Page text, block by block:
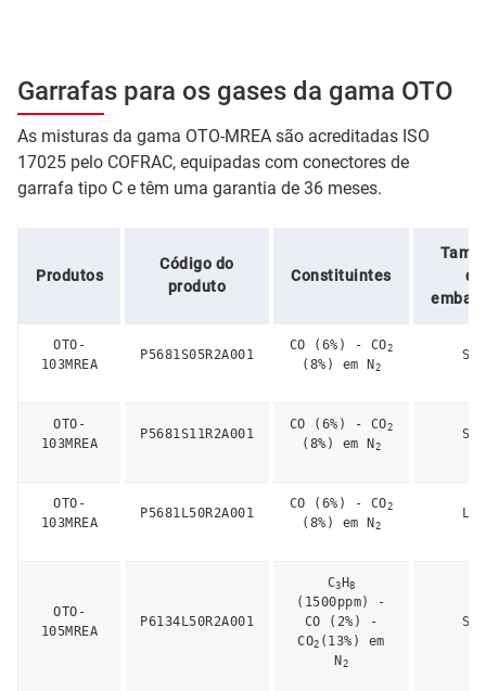
Garrafas para os gases da gama OTO
As misturas da gama OTO-MREA são acreditadas ISO
17025 pelo COFRAC, equipadas com conectores de
garrafa tipo C e têm uma garantia de 36 meses.
Produtos
Código do
produto
Constituintes
da
OTO-
103MREA
P5681S05R2A001
CO (6%) - CO2
(8%) em N2
S05
OTO-
103MREA
P5681S11R2A001
CO (6%) - CO2
(8%) em N2
S11
OTO-
103MREA
P5681L50R2A001
CO (6%) - CO2
(8%) em N2
L50
OTO-
105MREA
P6134L50R2A001
C3H8
(1500ppm) -
CO (2%) -
CO2 (13%) em
N2
S11